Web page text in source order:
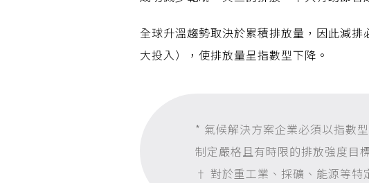
全球升溫趨勢取決於累積排放量，因此減
大投入），使排放量呈指數型下降。
* 氣候解決方案企業必須以指數
制定嚴格且有時限的排放強度目
† 對於重工業、採礦、能源等特